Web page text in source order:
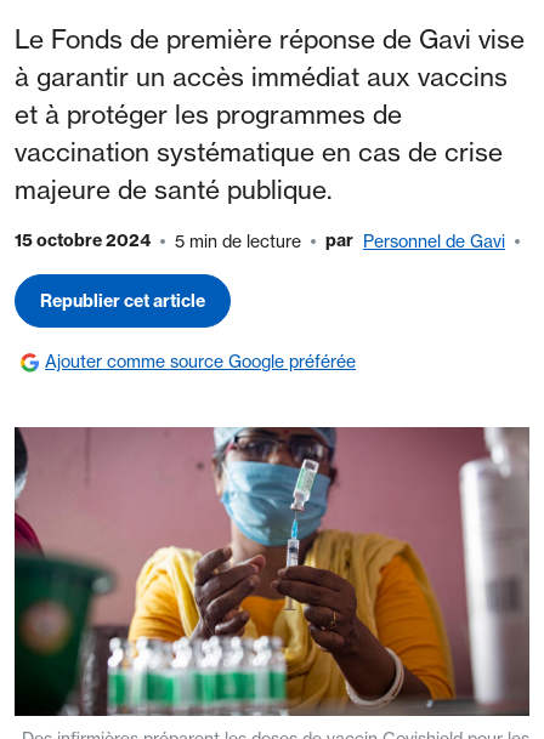
Le Fonds de première réponse de Gavi vise
à garantir un accès immédiat aux vaccins
et à protéger les programmes de
vaccination systématique en cas de crise
majeure de santé publique.
15 octobre 2024 5 min de lecture par Personnel de Gavi
Republier cet article
Ajouter comme source Google préférée